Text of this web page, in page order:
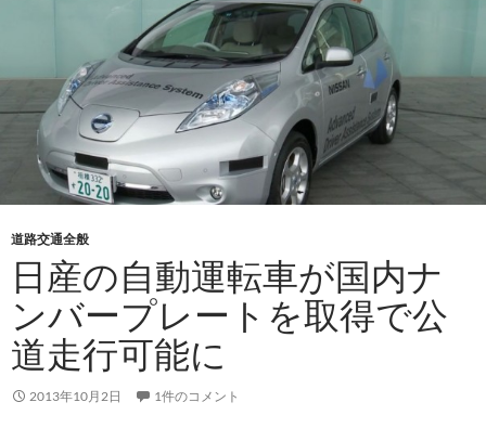
道路交通全般
日産の自動運転車が国内ナ
ンバープレートを取得で公
道走行可能に
2013年10月2日 1件のコメント